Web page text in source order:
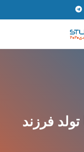
تولد فرزند